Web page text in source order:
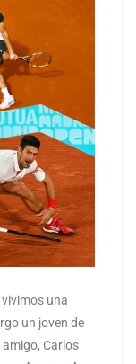
una
un joven de
Carlos